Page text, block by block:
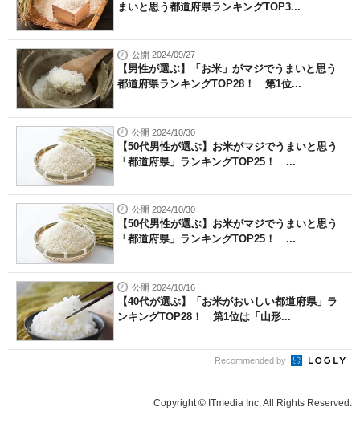
まいと思う都道府県ランキングTOP3...
公開 2024/09/27
【男性が選ぶ】「お米」がマジでうまいと思う
都道府県ランキングTOP28！ 第1位...
公開 2024/10/30
【50代男性が選ぶ】お米がマジでうまいと思う
「都道府県」ランキングTOP25！ ...
公開 2024/10/30
【50代男性が選ぶ】お米がマジでうまいと思う
「都道府県」ランキングTOP25！ ...
公開 2024/10/16
【40代が選ぶ】「お米がおいしい都道府県」ラ
ンキングTOP28！ 第1位は「山形...
Recommended by
Copyright © ITmedia Inc. All Rights Reserved.